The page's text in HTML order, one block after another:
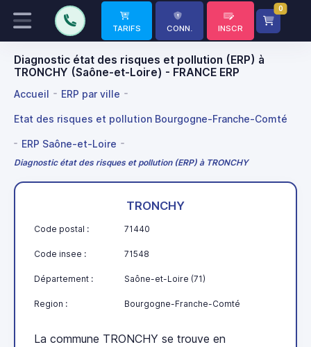
TARIFS CONN. INSCR
0
Diagnostic état des risques et pollution (ERP) à
TRONCHY (Saône-et-Loire) - FRANCE ERP
Accueil ERP par ville
Etat des risques et pollution Bourgogne-Franche-Comté
ERP Saône-et-Loire
Diagnostic état des risques et pollution (ERP) à TRONCHY
TRONCHY
Code postal : 71440
Code insee : 71548
Département : Saône-et-Loire (71)
Region : Bourgogne-Franche-Comté
La commune TRONCHY se trouve en